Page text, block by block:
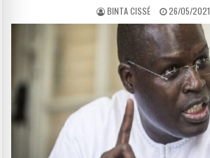
BINTA CISSÉ 26/05/2021